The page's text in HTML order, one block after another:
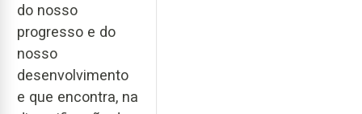
do nosso
progresso e do
nosso
desenvolvimento
e que encontra, na